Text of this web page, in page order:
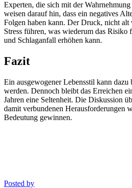
Experten, die sich mit der
weisen darauf hin, dass ein negatives
Folgen haben kann. Der Druck, nicht
Stress führen, was wiederum das
und Schlaganfall erhöhen kann.
Fazit
Ein ausgewogener Lebensstil kann dazu
werden. Dennoch bleibt das Erreichen
Jahren eine Seltenheit. Die Diskussion
damit verbundenen Herausforderungen
Bedeutung gewinnen.
Posted by